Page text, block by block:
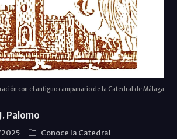
con el antiguo campanario de la Catedral de Málaga
Palomo
Conoce la Catedral